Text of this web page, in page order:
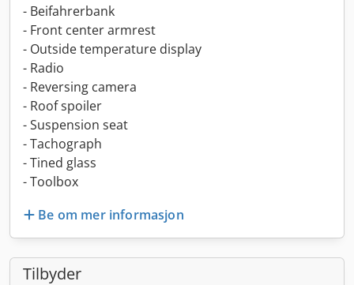
- Beifahrerbank
- Front center armrest
- Outside temperature display
- Radio
- Reversing camera
- Roof spoiler
- Suspension seat
- Tachograph
- Tined glass
- Toolbox
Be om mer informasjon
Tilbyder